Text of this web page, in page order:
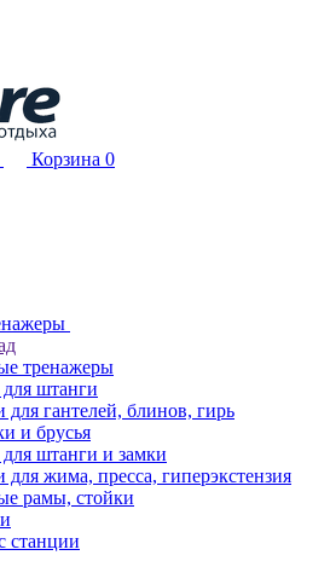
Корзина 0
тренажеры
штанги
для гантелей, блинов, гирь
и брусья
штанги и замки
для жима, пресса, гиперэкстензия
рамы, стойки
станции